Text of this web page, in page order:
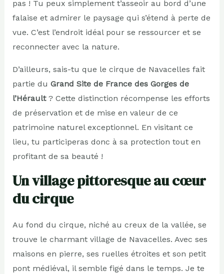
pas ! Tu peux simplement t’asseoir au bord d’une
falaise et admirer le paysage qui s’étend à perte de
vue. C’est l’endroit idéal pour se ressourcer et se
reconnecter avec la nature.
D’ailleurs, sais-tu que le cirque de Navacelles fait
partie du Grand Site de France des Gorges de
l’Hérault? Cette distinction récompense les efforts
de préservation et de mise en valeur de ce
patrimoine naturel exceptionnel. En visitant ce
lieu, tu participeras donc à sa protection tout en
profitant de sa beauté !
Un village pittoresque au cœur
du cirque
Au fond du cirque, niché au creux de la vallée, se
trouve le charmant village de Navacelles. Avec ses
maisons en pierre, ses ruelles étroites et son petit
pont médiéval, il semble figé dans le temps. Je te